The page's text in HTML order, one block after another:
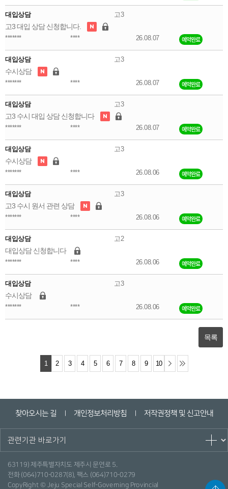
대입상담 고3
고3 대입 상담 신청합니다.
******* **** 26.08.07 예약완료
대입상담 고3
수시상담
******* **** 26.08.07 예약완료
대입상담 고3
고3 수시 대입 상담 신청합니다
******* **** 26.08.07 예약완료
대입상담 고3
수시상담
******* **** 26.08.06 예약완료
대입상담 고3
고3 수시 원서 관련 상담
******* **** 26.08.06 예약완료
대입상담 고2
대입상담 신청합니다
******* **** 26.08.06 예약완료
대입상담 고3
수시상담
******* **** 26.08.06 예약완료
목록
1 2 3 4 5 6 7 8 9 10
찾아오시는 길 개인정보처리방침 저작권정책 및 신고안내
63119) 제주특별자치도 제주시 문연로 5.
전화 (064)710-0287(8), 팩스 (064)710-0279
CopyRight © Jeju Special Self-Governing Provincial